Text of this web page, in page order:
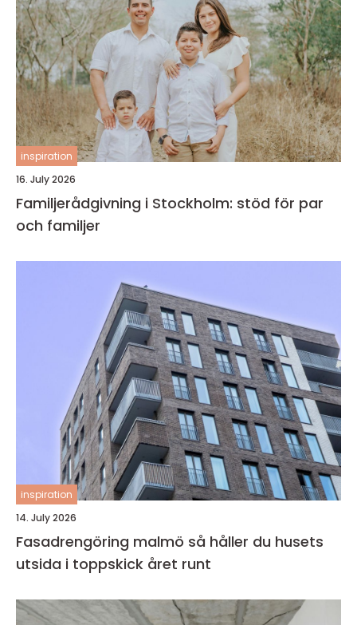
inspiration
16. July 2026
Familjerådgivning i Stockholm: stöd för par
och familjer
inspiration
14. July 2026
Fasadrengöring malmö så håller du husets
utsida i toppskick året runt